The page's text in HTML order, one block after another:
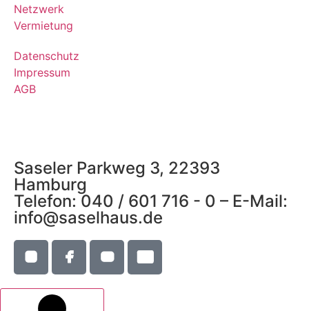
Netzwerk
Vermietung
Datenschutz
Impressum
AGB
Saseler Parkweg 3, 22393
Hamburg
Telefon: 040 / 601 716 - 0 – E-Mail:
info@saselhaus.de